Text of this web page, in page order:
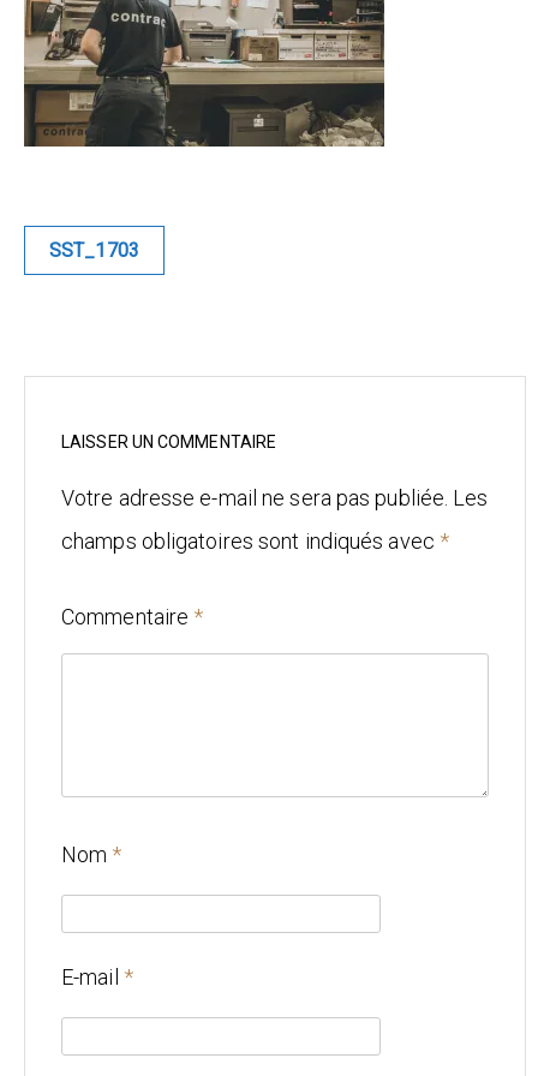
Blue
Equilibre
Renaissance
Sunustreet
Fashion
Culinaire
Industrielle
Mariage
Architecture
Navigation
SST_1703
LAISSER UN COMMENTAIRE
Votre adresse e-mail ne sera pas publiée. Les
champs obligatoires sont indiqués avec *
Commentaire *
Nom *
E-mail *